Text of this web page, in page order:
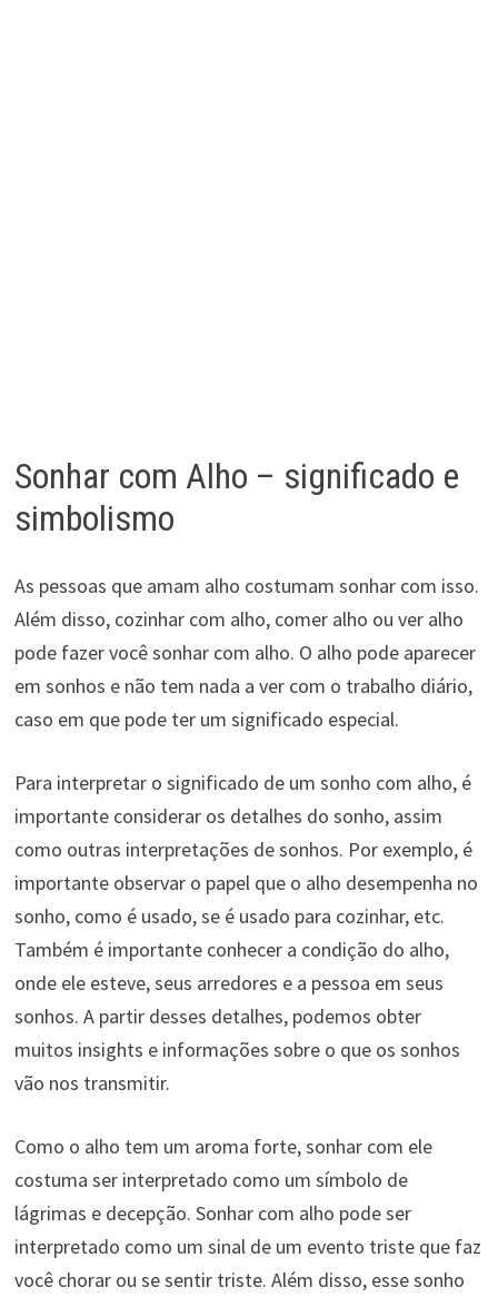
Sonhar com Alho – significado e
simbolismo
As pessoas que amam alho costumam sonhar com isso.
Além disso, cozinhar com alho, comer alho ou ver alho
pode fazer você sonhar com alho. O alho pode aparecer
em sonhos e não tem nada a ver com o trabalho diário,
caso em que pode ter um significado especial.
Para interpretar o significado de um sonho com alho, é
importante considerar os detalhes do sonho, assim
como outras interpretações de sonhos. Por exemplo, é
importante observar o papel que o alho desempenha no
sonho, como é usado, se é usado para cozinhar, etc.
Também é importante conhecer a condição do alho,
onde ele esteve, seus arredores e a pessoa em seus
sonhos. A partir desses detalhes, podemos obter
muitos insights e informações sobre o que os sonhos
vão nos transmitir.
Como o alho tem um aroma forte, sonhar com ele
costuma ser interpretado como um símbolo de
lágrimas e decepção. Sonhar com alho pode ser
interpretado como um sinal de um evento triste que faz
você chorar ou se sentir triste. Além disso, esse sonho